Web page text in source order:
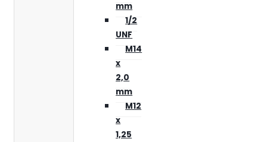
mm
1/2
UNF
M14
x
2,0
mm
M12
x
1,25